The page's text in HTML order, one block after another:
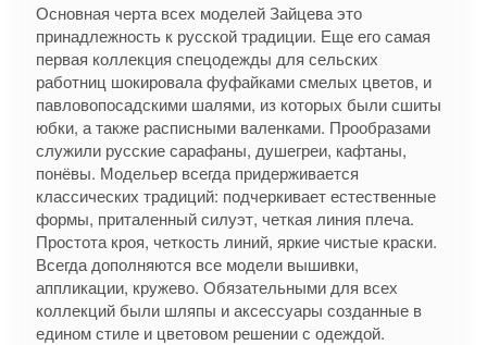
Основная черта всех моделей Зайцева это
принадлежность к русской традиции. Еще его самая
первая коллекция спецодежды для сельских
работниц шокировала фуфайками смелых цветов, и
павловопосадскими шалями, из которых были сшиты
юбки, а также расписными валенками. Прообразами
служили русские сарафаны, душегреи, кафтаны,
понёвы. Модельер всегда придерживается
классических традиций: подчеркивает естественные
формы, приталенный силуэт, четкая линия плеча.
Простота кроя, четкость линий, яркие чистые краски.
Всегда дополняются все модели вышивки,
аппликации, кружево. Обязательными для всех
коллекций были шляпы и аксессуары созданные в
едином стиле и цветовом решении с одеждой.